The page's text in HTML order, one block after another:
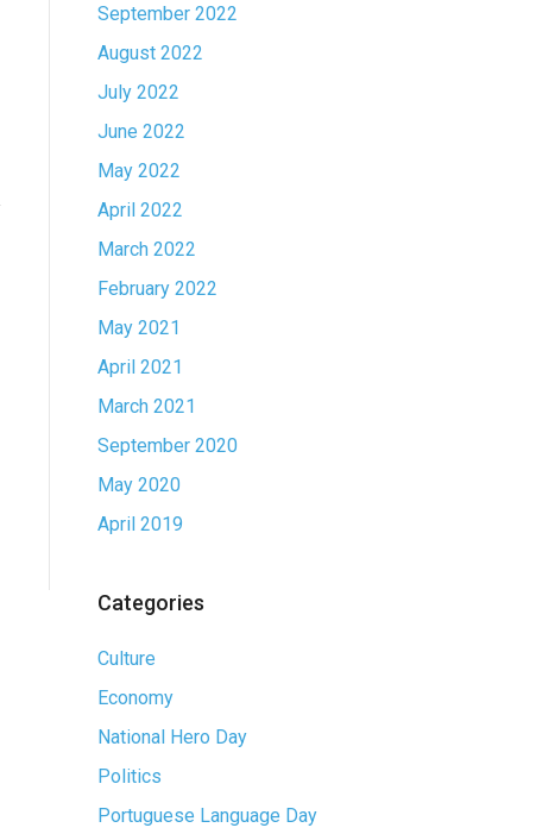
September 2022
August 2022
July 2022
June 2022
May 2022
April 2022
March 2022
February 2022
May 2021
April 2021
March 2021
September 2020
May 2020
April 2019
Categories
Culture
Economy
National Hero Day
Politics
Portuguese Language Day